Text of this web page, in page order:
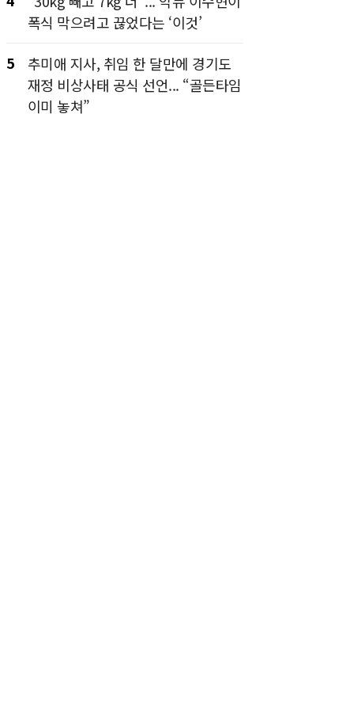
폭식 막으려고 끊었다는 ‘이것’
5
추미애 지사, 취임 한 달만에 경기도
재정 비상사태 공식 선언... “골든타임
이미 놓쳐”